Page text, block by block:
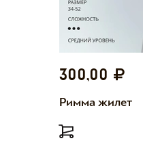
300,00
Римма жилет